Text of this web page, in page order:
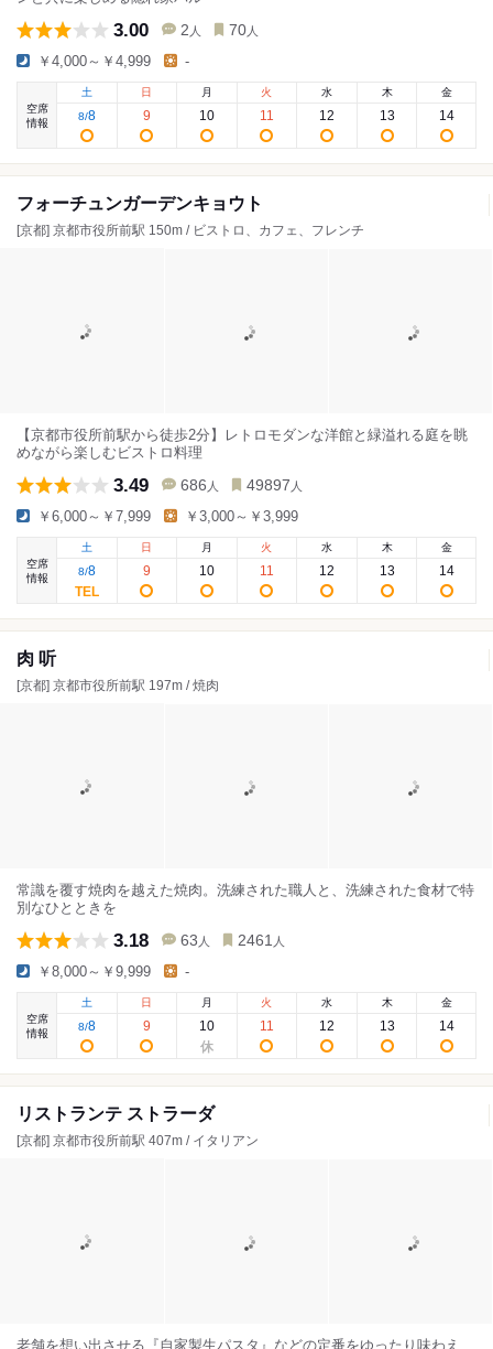
3.00 2 人 70 人
￥4,000～￥4,999 -
空席
情報
土
8/8
日
9
月
10
火
11
水
12
木
13
金
14
フォーチュンガーデンキョウト
[京都] 京都市役所前駅 150m / ビストロ、カフェ、フレンチ
【京都市役所前駅から徒歩2分】レトロモダンな洋館と緑溢れる庭を眺
めながら楽しむビストロ料理
3.49 686 人 49897 人
￥6,000～￥7,999 ￥3,000～￥3,999
空席
情報
土
8/8
日
9
月
10
火
11
水
12
木
13
金
14
肉 听
[京都] 京都市役所前駅 197m / 焼肉
常識を覆す焼肉を越えた焼肉。洗練された職人と、洗練された食材で特
別なひとときを
3.18 63 人 2461 人
￥8,000～￥9,999 -
空席
情報
土
8/8
日
9
月
10
火
11
水
12
木
13
金
14
リストランテ ストラーダ
[京都] 京都市役所前駅 407m / イタリアン
老舗を想い出させる『自家製生パスタ』などの定番をゆったり味わえ